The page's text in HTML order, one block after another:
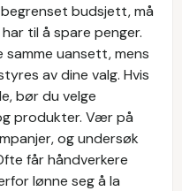
budsjett, må
til å spare penger.
uansett, mens
av dine valg. Hvis
bør du velge
produkter. Vær på
og undersøk
får håndverkere
lønne seg å la